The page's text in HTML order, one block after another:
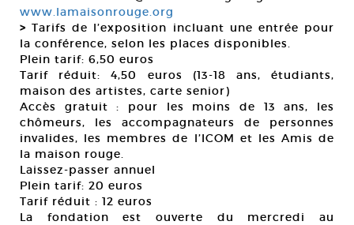
www.lamaisonrouge.org
> Tarifs de l’exposition incluant une entrée pour
la conférence, selon les places disponibles.
Plein tarif: 6,50 euros
Tarif réduit: 4,50 euros (13-18 ans, étudiants,
maison des artistes, carte senior)
Accès gratuit : pour les moins de 13 ans, les
chômeurs, les accompagnateurs de personnes
invalides, les membres de l’ICOM et les Amis de
la maison rouge.
Laissez-passer annuel
Plein tarif: 20 euros
Tarif réduit : 12 euros
La fondation est ouverte du mercredi au